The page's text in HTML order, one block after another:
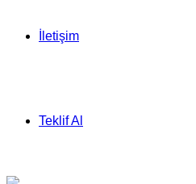
İletişim
Teklif Al